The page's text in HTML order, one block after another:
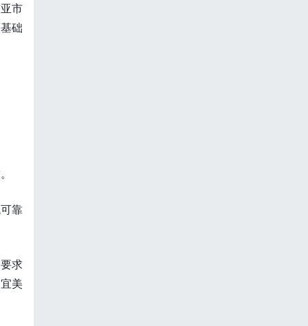
市
础
靠
求
美